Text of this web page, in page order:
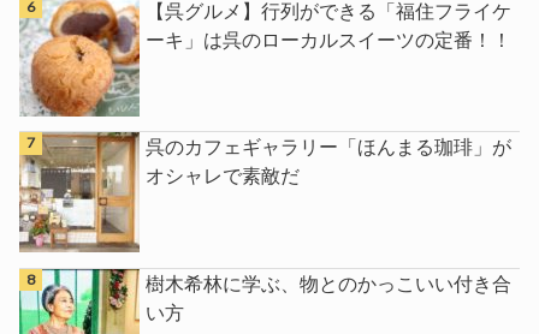
【呉グルメ】行列ができる「福住フライケ
ーキ」は呉のローカルスイーツの定番！！
呉のカフェギャラリー「ほんまる珈琲」が
オシャレで素敵だ
樹木希林に学ぶ、物とのかっこいい付き合
い方